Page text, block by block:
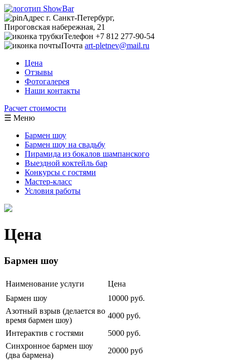
Адрес г. Санкт-Петербург,
Пироговская набережная, 21
Телефон +7 812 277-90-54
Почта art-pletnev@mail.ru
Цена
Отзывы
Фотогалерея
Наши контакты
Расчет стоимости
☰ Меню
Бармен шоу
Бармен шоу на свадьбу
Пирамида из бокалов шампанского
Выездной коктейль бар
Конкурсы с гостями
Мастер-класс
Условия работы
Цена
Бармен шоу
Наименование услуги
Цена
Бармен шоу
10000 руб.
Азотный взрыв (делается во
время бармен шоу)
4000 руб.
Интерактив с гостями
5000 руб.
Синхронное бармен шоу
(два бармена)
20000 руб